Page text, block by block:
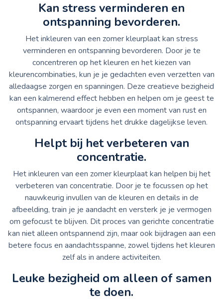
Kan stress verminderen en
ontspanning bevorderen.
Het inkleuren van een zomer kleurplaat kan stress
verminderen en ontspanning bevorderen. Door je te
concentreren op het kleuren en het kiezen van
kleurencombinaties, kun je je gedachten even verzetten van
alledaagse zorgen en spanningen. Deze creatieve bezigheid
kan een kalmerend effect hebben en helpen om je geest te
ontspannen, waardoor je even een moment van rust en
ontspanning ervaart tijdens het drukke dagelijkse leven.
Helpt bij het verbeteren van
concentratie.
Het inkleuren van een zomer kleurplaat kan helpen bij het
verbeteren van concentratie. Door je te focussen op het
nauwkeurig invullen van de kleuren en details in de
afbeelding, train je je aandacht en versterk je je vermogen
om gefocust te blijven. Dit proces van gerichte concentratie
kan niet alleen ontspannend zijn, maar ook bijdragen aan een
betere focus en aandachtsspanne, zowel tijdens het kleuren
zelf als in andere activiteiten.
Leuke bezigheid om alleen of samen
te doen.